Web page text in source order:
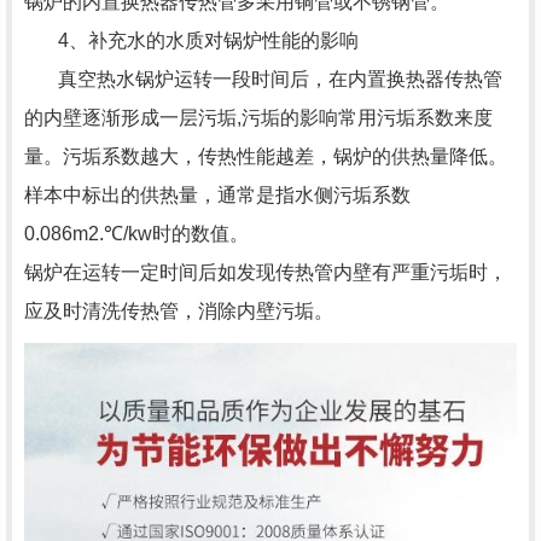
4、补充水的水质对锅炉性能的影响
真空热水锅炉运转一段时间后，在内置换热器传热管
的内壁逐渐形成一层污垢,污垢的影响常用污垢系数来度
量。污垢系数越大，传热性能越差，锅炉的供热量降低。
样本中标出的供热量，通常是指水侧污垢系数
0.086m2.℃/kw时的数值。
锅炉在运转一定时间后如发现传热管内壁有严重污垢时，
应及时清洗传热管，消除内壁污垢。